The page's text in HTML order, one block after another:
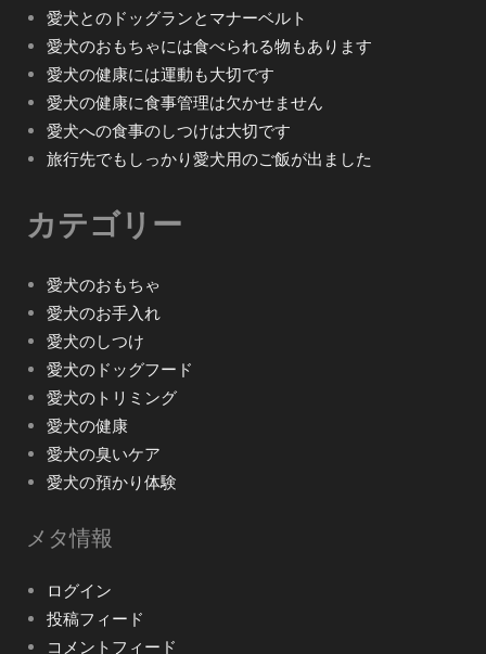
愛犬とのドッグランとマナーベルト
愛犬のおもちゃには食べられる物もあります
愛犬の健康には運動も大切です
愛犬の健康に食事管理は欠かせません
愛犬への食事のしつけは大切です
旅行先でもしっかり愛犬用のご飯が出ました
カテゴリー
愛犬のおもちゃ
愛犬のお手入れ
愛犬のしつけ
愛犬のドッグフード
愛犬のトリミング
愛犬の健康
愛犬の臭いケア
愛犬の預かり体験
メタ情報
ログイン
投稿フィード
コメントフィード